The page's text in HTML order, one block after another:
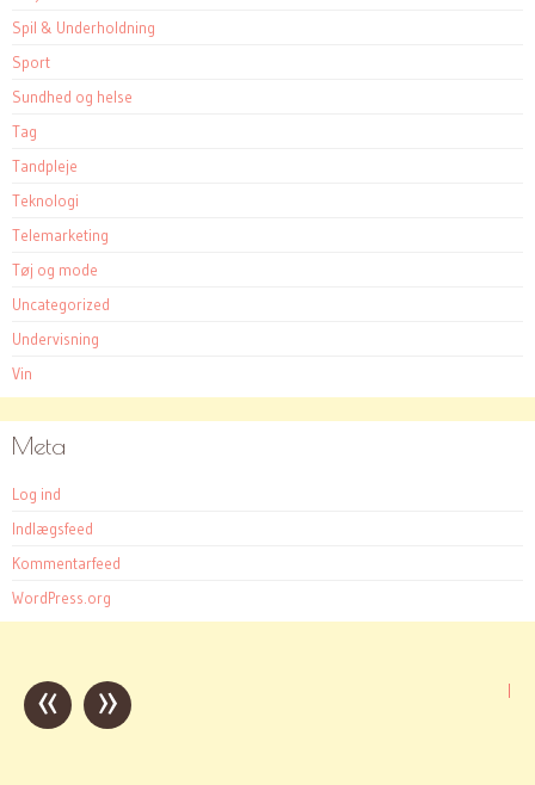
Spil & Underholdning
Sport
Sundhed og helse
Tag
Tandpleje
Teknologi
Telemarketing
Tøj og mode
Uncategorized
Undervisning
Vin
Meta
Log ind
Indlægsfeed
Kommentarfeed
WordPress.org
Post
navigation
« »